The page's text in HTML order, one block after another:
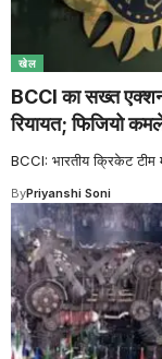
खेल
BCCI का सख्त
रियायत; फिजियो
BCCI: भारतीय क्रिकेट टीम
ByPriyanshi Soni